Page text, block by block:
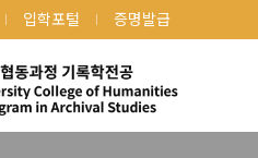
입학포털 증명발급